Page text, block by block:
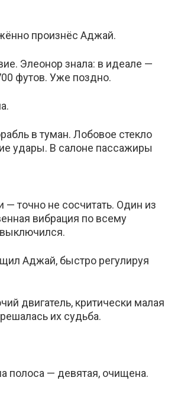
произнёс Аджай.
Элеонор знала: в идеале —
футов. Уже поздно.
в туман. Лобовое стекло
удары. В салоне пассажиры
— точно не сосчитать. Один из
вибрация по всему
Аджай, быстро регулируя
двигатель, критически малая
их судьба.
полоса — девятая, очищена.